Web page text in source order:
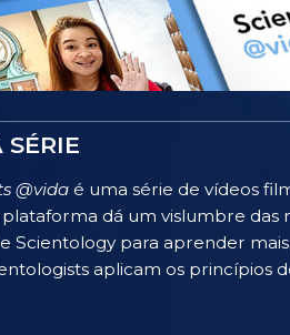
SÉRIE
@vida é uma série de vídeos
plataforma dá um vislumbre
Scientology para aprender
aplicam os princípios